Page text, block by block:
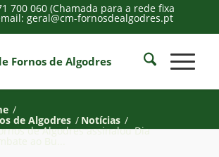
700 060 (Chamada para a rede fixa
geral@cm-fornosdealgodres.pt
/
de Algodres / Notícias /
de Algodres assinalou Dia
ao Bu...